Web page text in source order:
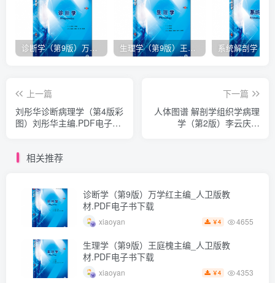
诊断学（第9版）万学红主编_人卫版教材.PDF电子书下载 生理学（第9版）王庭槐主编_人卫版教材.PDF电子书下载
上一篇
刘彤华诊断病理学（第4版彩
图）刘彤华主编.PDF电子书
下一篇
人体图谱 解剖学组织学病理
学（第2版）李云庆彩
相关推荐
诊断学（第9版）万学红主编_人卫版教
材.PDF电子书下载
xiaoyan ￥4 4655
生理学（第9版）王庭槐主编_人卫版教
材.PDF电子书下载
xiaoyan ￥4 4353